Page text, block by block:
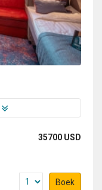
35700 USD
Boek